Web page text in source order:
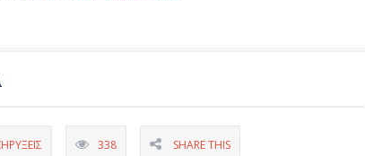
338 SHARE THIS